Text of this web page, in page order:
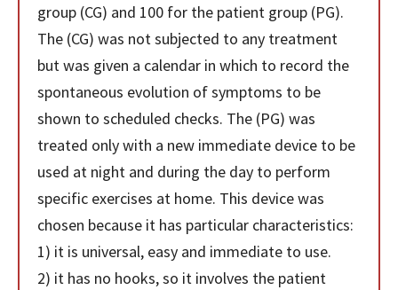
group (CG) and 100 for the patient group (PG).
The (CG) was not subjected to any treatment
but was given a calendar in which to record the
spontaneous evolution of symptoms to be
shown to scheduled checks. The (PG) was
treated only with a new immediate device to be
used at night and during the day to perform
specific exercises at home. This device was
chosen because it has particular characteristics:
1) it is universal, easy and immediate to use.
2) it has no hooks, so it involves the patient